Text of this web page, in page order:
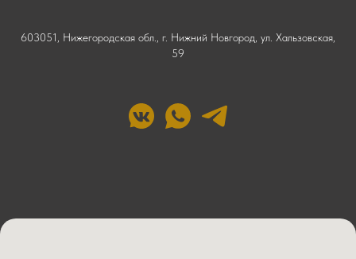
603051, Нижегородская обл., г. Нижний Новгород, ул. Хальзовская,
59